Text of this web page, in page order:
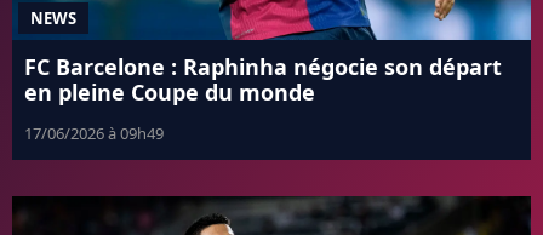
NEWS
FC Barcelone : Raphinha négocie son départ
en pleine Coupe du monde
17/06/2026 à 09h49